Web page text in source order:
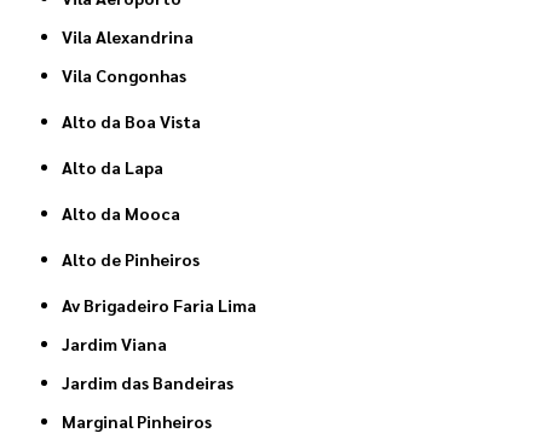
Vila Alexandrina
Vila Congonhas
Alto da Boa Vista
Alto da Lapa
Alto da Mooca
Alto de Pinheiros
Av Brigadeiro Faria Lima
Jardim Viana
Jardim das Bandeiras
Marginal Pinheiros